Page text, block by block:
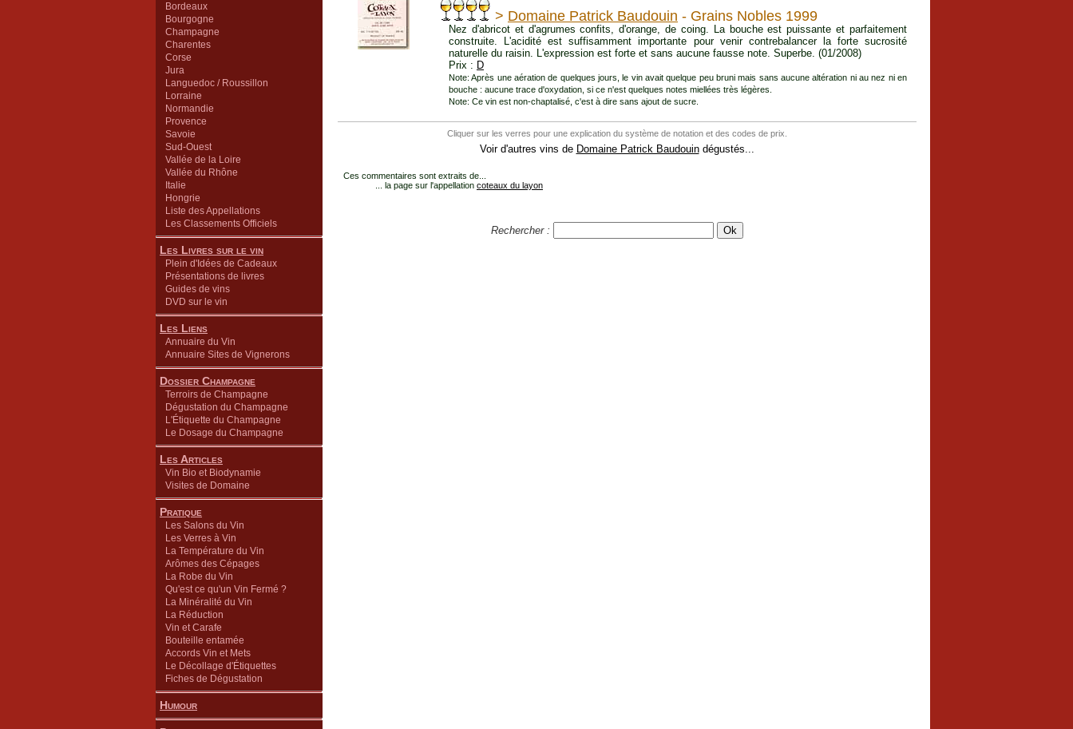
Bordeaux
Bourgogne
Champagne
Charentes
Corse
Jura
Languedoc / Roussillon
Lorraine
Normandie
Provence
Savoie
Sud-Ouest
Vallée de la Loire
Vallée du Rhône
Italie
Hongrie
Liste des Appellations
Les Classements Officiels
Les Livres sur le vin
Plein d'Idées de Cadeaux
Présentations de livres
Guides de vins
DVD sur le vin
Les Liens
Annuaire du Vin
Annuaire Sites de Vignerons
Dossier Champagne
Terroirs de Champagne
Dégustation du Champagne
L'Étiquette du Champagne
Le Dosage du Champagne
Les Articles
Vin Bio et Biodynamie
Visites de Domaine
Pratique
Les Salons du Vin
Les Verres à Vin
La Température du Vin
Arômes des Cépages
La Robe du Vin
Qu'est ce qu'un Vin Fermé ?
La Minéralité du Vin
La Réduction
Vin et Carafe
Bouteille entamée
Accords Vin et Mets
Le Décollage d'Étiquettes
Fiches de Dégustation
Humour
> Domaine Patrick Baudouin - Grains Nobles 1999
Nez d'abricot et d'agrumes confits, d'orange, de coing. La bouche est puissante et parfaitement
construite. L'acidité est suffisamment importante pour venir contrebalancer la forte sucrosité
naturelle du raisin. L'expression est forte et sans aucune fausse note. Superbe. (01/2008)
Prix : D
Note: Après une aération de quelques jours, le vin avait quelque peu bruni mais sans aucune altération ni au nez ni en
bouche : aucune trace d'oxydation, si ce n'est quelques notes miellées très légères.
Note: Ce vin est non-chaptalisé, c'est à dire sans ajout de sucre.
Cliquer sur les verres pour une explication du système de notation et des codes de prix.
Voir d'autres vins de Domaine Patrick Baudouindégustés...
Ces commentaires sont extraits de...
... la page sur l'appellation coteaux du layon
Rechercher :